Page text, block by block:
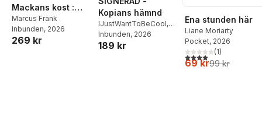
Mackans kost :
Middagar och
matlådor
Marcus Frank
Inbunden, 2026
269 kr
Kopians hämnd
IJustWantToBeCool,
Joel Adolphson
Ejdemo Beer
Inbunden, 2026
189 kr
Ena stunden här
Liane Moriarty
Pocket, 2026
4,0utav 5 stjärnor.
(1)
69 kr99 kr